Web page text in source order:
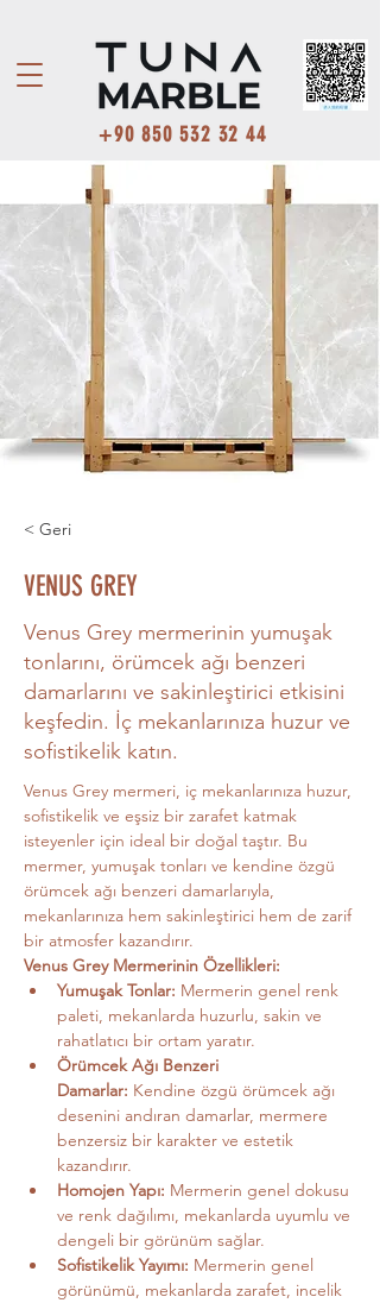
+90 850 532 32 44
< Geri
VENUS GREY
Venus Grey mermerinin yumuşak
tonlarını, örümcek ağı benzeri
damarlarını ve sakinleştirici etkisini
keşfedin. İç mekanlarınıza huzur ve
sofistikelik katın.
Venus Grey mermeri, iç mekanlarınıza huzur,
sofistikelik ve eşsiz bir zarafet katmak
isteyenler için ideal bir doğal taştır. Bu
mermer, yumuşak tonları ve kendine özgü
örümcek ağı benzeri damarlarıyla,
mekanlarınıza hem sakinleştirici hem de zarif
bir atmosfer kazandırır.
Venus Grey Mermerinin Özellikleri:
Yumuşak Tonlar: Mermerin genel renk
paleti, mekanlarda huzurlu, sakin ve
rahatlatıcı bir ortam yaratır.
Örümcek Ağı Benzeri
Damarlar: Kendine özgü örümcek ağı
desenini andıran damarlar, mermere
benzersiz bir karakter ve estetik
kazandırır.
Homojen Yapı: Mermerin genel dokusu
ve renk dağılımı, mekanlarda uyumlu ve
dengeli bir görünüm sağlar.
Sofistikelik Yayımı: Mermerin genel
görünümü, mekanlarda zarafet, incelik